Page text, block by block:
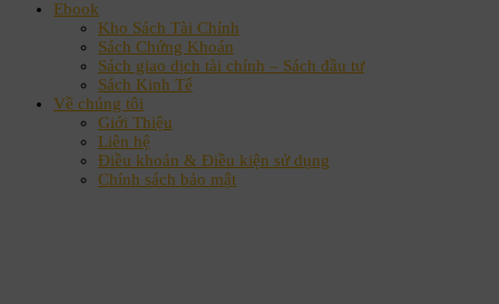
Ebook
Kho Sách Tài Chính
Sách Chứng Khoán
Sách giao dịch tài chính – Sách đầu tư
Sách Kinh Tế
Về chúng tôi
Giới Thiệu
Liên hệ
Điều khoản & Điều kiện sử dụng
Chính sách bảo mật